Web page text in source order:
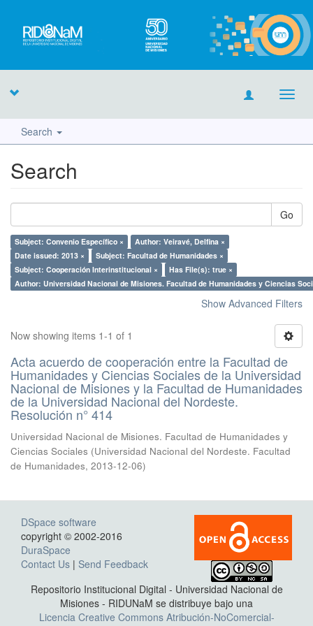
Search
Search
Go
Subject: Convenio Específico ×
Author: Veiravé, Delfina ×
Date issued: 2013 ×
Subject: Facultad de Humanidades ×
Subject: Cooperación Interinstitucional ×
Has File(s): true ×
Author: Universidad Nacional de Misiones. Facultad de Humanidades y Ciencias
Show Advanced Filters
Now showing items 1-1 of 1
Acta acuerdo de cooperación entre la Facultad de
Humanidades y Ciencias Sociales de la Universidad
Nacional de Misiones y la Facultad de Humanidades
de la Universidad Nacional del Nordeste.
Resolución n° 414
Universidad Nacional de Misiones. Facultad de Humanidades y
Ciencias Sociales (Universidad Nacional del Nordeste. Facultad
de Humanidades, 2013-12-06)
DSpace software
copyright © 2002-2016
DuraSpace
Contact Us | Send Feedback
Repositorio Institucional Digital - Universidad Nacional de
Misiones - RIDUNaM se distribuye bajo una
Licencia Creative Commons Atribución-NoComercial-